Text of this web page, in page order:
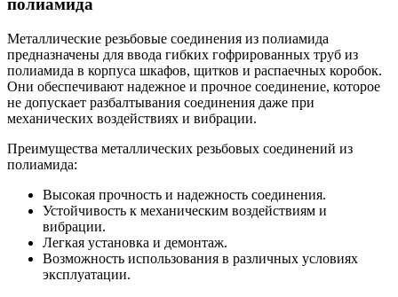
полиамида
Металлические резьбовые соединения из полиамида
предназначены для ввода гибких гофрированных труб из
полиамида в корпуса шкафов, щитков и распаечных коробок.
Они обеспечивают надежное и прочное соединение, которое
не допускает разбалтывания соединения даже при
механических воздействиях и вибрации.
Преимущества металлических резьбовых соединений из
полиамида:
Высокая прочность и надежность соединения.
Устойчивость к механическим воздействиям и
вибрации.
Легкая установка и демонтаж.
Возможность использования в различных условиях
эксплуатации.